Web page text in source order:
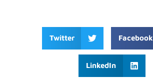
Facebook
Twitter
LinkedIn